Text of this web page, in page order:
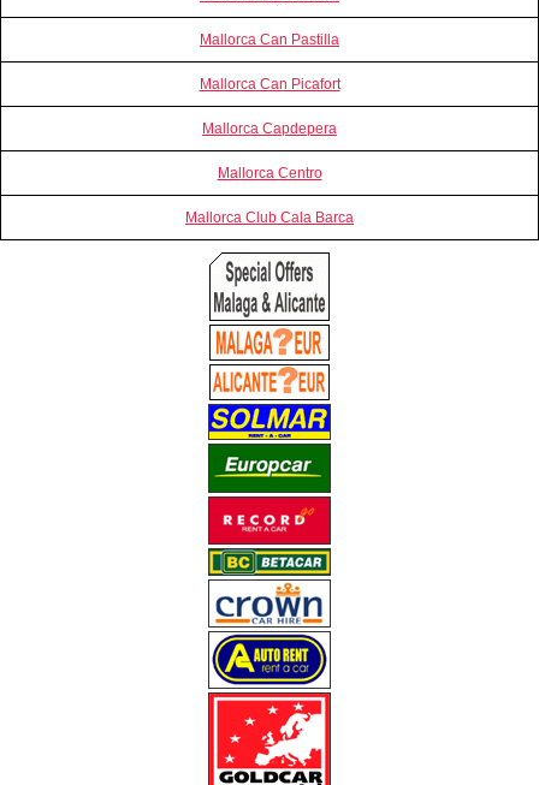
Mallorca Can Pastilla
Mallorca Can Picafort
Mallorca Capdepera
Mallorca Centro
Mallorca Club Cala Barca